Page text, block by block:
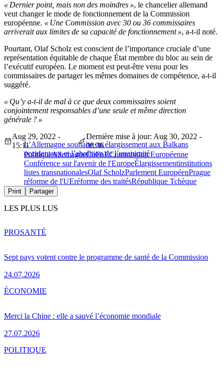
« Dernier point, mais non des moindres », le chancelier allemand
veut changer le mode de fonctionnement de la Commission
européenne. « Une Commission avec 30 ou 36 commissaires
arriverait aux limites de sa capacité de fonctionnement », a-t-il noté.
Pourtant, Olaf Scholz est conscient de l’importance cruciale d’une
représentation équitable de chaque État membre du bloc au sein de
l’exécutif européen. Le moment est peut-être venu pour les
commissaires de partager les mêmes domaines de compétence, a-t-il
suggéré.
« Qu’y a-t-il de mal à ce que deux commissaires soient
conjointement responsables d’une seule et même direction
générale ? »
L’Allemagne souhaite un élargissement aux Balkans
occidentaux et l’abolition de l’unanimité
Aug 29, 2022 -
15:11
Dernière mise à jour: Aug 30, 2022 -
08:36
PolitiqueAllemagneCoFoECommission Européenne
Conférence sur l'avenir de l'EuropeÉlargissementinstitutions
listes transnationalesOlaf ScholzParlement EuropéenPrague
réforme de l'UEréforme des traitésRépublique Tchèque
Print Partager
LES PLUS LUS
Sept pays votent contre le programme de santé de la Commission
24.07.2026
PROSANTÉ
Merci la Chine : elle a sauvé l’économie mondiale
27.07.2026
ÉCONOMIE
POLITIQUE